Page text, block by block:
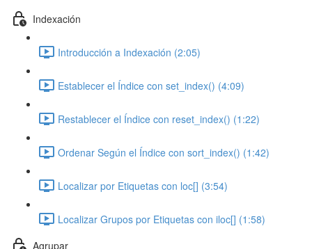
Indexación
Introducción a Indexación (2:05)
Establecer el Índice con set_index() (4:09)
Restablecer el Índice con reset_index() (1:22)
Ordenar Según el Índice con sort_index() (1:42)
Localizar por Etiquetas con loc[] (3:54)
Localizar Grupos por Etiquetas con iloc[] (1:58)
Agrupar